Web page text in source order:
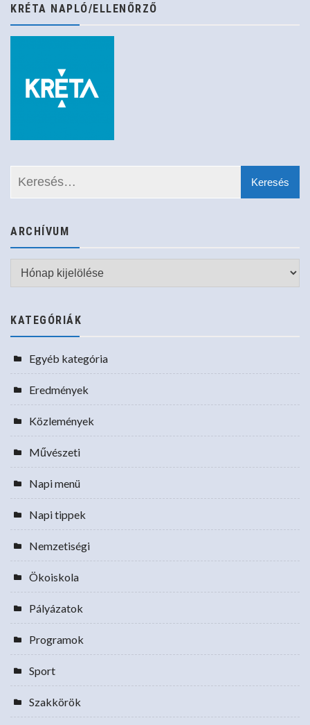
KRÉTA NAPLÓ/ELLENŐRZŐ
ARCHÍVUM
Archívum
KATEGÓRIÁK
Egyéb kategória
Eredmények
Közlemények
Művészeti
Napi menü
Napi tippek
Nemzetiségi
Ökoiskola
Pályázatok
Programok
Sport
Szakkörök